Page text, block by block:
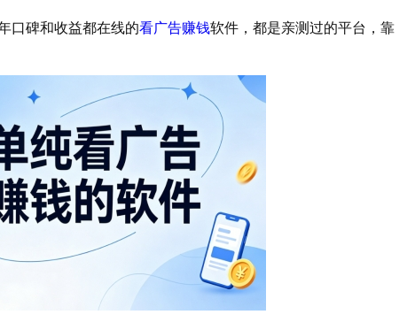
口碑和收益都在线的看广告赚钱软件，都是亲测过的平台，靠